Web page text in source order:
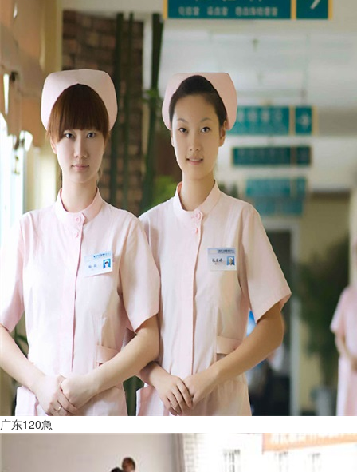
广东120急